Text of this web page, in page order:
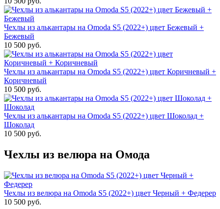
Чехлы из алькантары на Omoda S5 (2022+) цвет Бежевый +
Бежевый
10 500 руб.
Чехлы из алькантары на Omoda S5 (2022+) цвет Коричневый +
Коричневый
10 500 руб.
Чехлы из алькантары на Omoda S5 (2022+) цвет Шоколад +
Шоколад
10 500 руб.
Чехлы из велюра на Омода
Чехлы из велюра на Omoda S5 (2022+) цвет Черный + Федерер
10 500 руб.